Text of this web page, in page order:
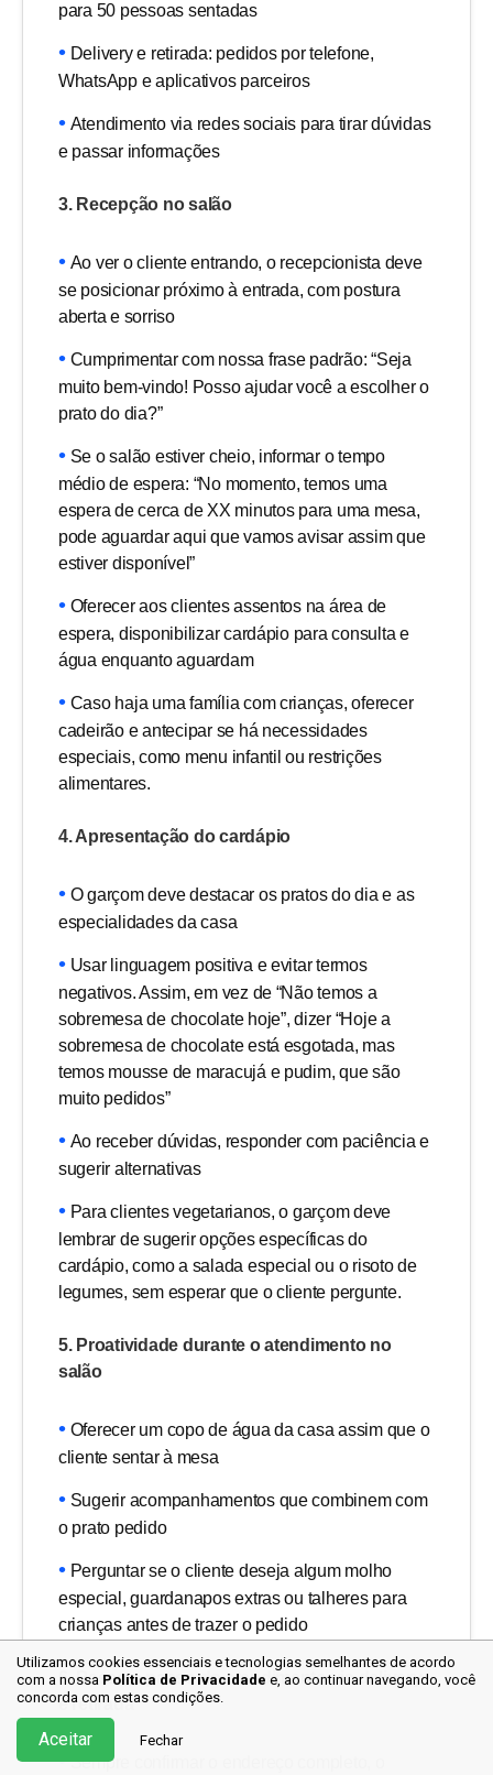
para 50 pessoas sentadas
Delivery e retirada: pedidos por telefone,
WhatsApp e aplicativos parceiros
Atendimento via redes sociais para tirar dúvidas
e passar informações
3. Recepção no salão
Ao ver o cliente entrando, o recepcionista deve
se posicionar próximo à entrada, com postura
aberta e sorriso
Cumprimentar com nossa frase padrão: “Seja
muito bem-vindo! Posso ajudar você a escolher o
prato do dia?”
Se o salão estiver cheio, informar o tempo
médio de espera: “No momento, temos uma
espera de cerca de XX minutos para uma mesa,
pode aguardar aqui que vamos avisar assim que
estiver disponível”
Oferecer aos clientes assentos na área de
espera, disponibilizar cardápio para consulta e
água enquanto aguardam
Caso haja uma família com crianças, oferecer
cadeirão e antecipar se há necessidades
especiais, como menu infantil ou restrições
alimentares.
4. Apresentação do cardápio
O garçom deve destacar os pratos do dia e as
especialidades da casa
Usar linguagem positiva e evitar termos
negativos. Assim, em vez de “Não temos a
sobremesa de chocolate hoje”, dizer “Hoje a
sobremesa de chocolate está esgotada, mas
temos mousse de maracujá e pudim, que são
muito pedidos”
Ao receber dúvidas, responder com paciência e
sugerir alternativas
Para clientes vegetarianos, o garçom deve
lembrar de sugerir opções específicas do
cardápio, como a salada especial ou o risoto de
legumes, sem esperar que o cliente pergunte.
5. Proatividade durante o atendimento no
salão
Oferecer um copo de água da casa assim que o
cliente sentar à mesa
Sugerir acompanhamentos que combinem com
o prato pedido
Perguntar se o cliente deseja algum molho
especial, guardanapos extras ou talheres para
crianças antes de trazer o pedido
6. Passo a passo do atendimento via delivery
e retirada
Sempre confirmar o endereço completo, o
Utilizamos cookies essenciais e tecnologias semelhantes de acordo
com a nossa Política de Privacidade e, ao continuarnavegando, você
concorda com estas condições.
Aceitar Fechar